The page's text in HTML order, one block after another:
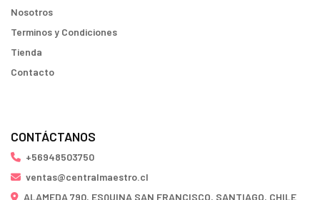
Nosotros
Terminos y Condiciones
Tienda
Contacto
CONTÁCTANOS
+56948503750
ventas@centralmaestro.cl
ALAMEDA 790, ESQUINA SAN FRANCISCO, SANTIAGO, CHILE